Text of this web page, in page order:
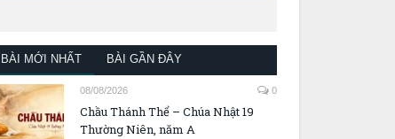
BÀI MỚI NHẤT BÀI GẦN ĐÂY
08/08/2026 0
Chầu Thánh Thể – Chúa Nhật 19
Thường Niên, năm A